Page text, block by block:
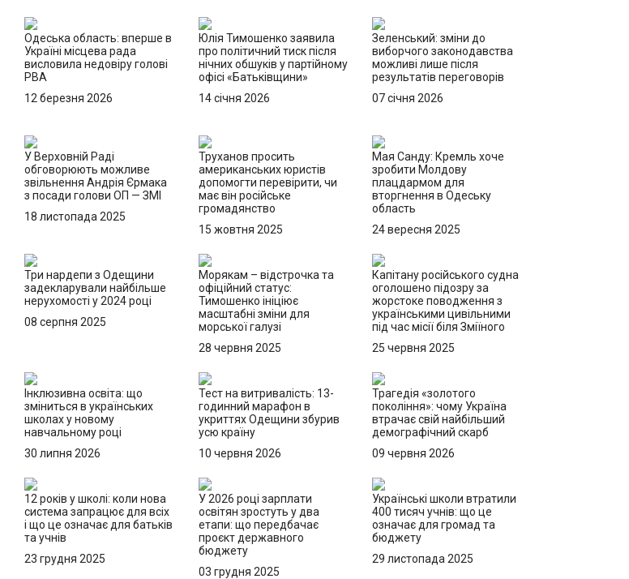
Одеська область: вперше в
Україні місцева рада
висловила недовіру голові
РВА
12 березня 2026
Юлія Тимошенко заявила
про політичний тиск після
нічних обшуків у партійному
офісі «Батьківщини»
14 січня 2026
Зеленський: зміни до
виборчого законодавства
можливі лише після
результатів переговорів
07 січня 2026
У Верховній Раді
обговорюють можливе
звільнення Андрія Єрмака
з посади голови ОП — ЗМІ
18 листопада 2025
Труханов просить
американських юристів
допомогти перевірити, чи
має він російське
громадянство
15 жовтня 2025
Мая Санду: Кремль хоче
зробити Молдову
плацдармом для
вторгнення в Одеську
область
24 вересня 2025
Три нардепи з Одещини
задекларували найбільше
нерухомості у 2024 році
08 серпня 2025
Морякам – відстрочка та
офіційний статус:
Тимошенко ініціює
масштабні зміни для
морської галузі
28 червня 2025
Капітану російського судна
оголошено підозру за
жорстоке поводження з
українськими цивільними
під час місії біля Зміїного
25 червня 2025
Інклюзивна освіта: що
зміниться в українських
школах у новому
навчальному році
30 липня 2026
Тест на витривалість: 13-
годинний марафон в
укриттях Одещини збурив
усю країну
10 червня 2026
Трагедія «золотого
покоління»: чому Україна
втрачає свій найбільший
демографічний скарб
09 червня 2026
12 років у школі: коли нова
система запрацює для всіх
і що це означає для батьків
та учнів
23 грудня 2025
У 2026 році зарплати
освітян зростуть у два
етапи: що передбачає
проєкт державного
бюджету
03 грудня 2025
Українські школи втратили
400 тисяч учнів: що це
означає для громад та
бюджету
29 листопада 2025